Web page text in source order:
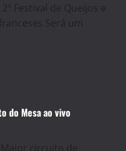
Festival de Queijos e
Será um
do Mesa ao vivo
Maior circuito de